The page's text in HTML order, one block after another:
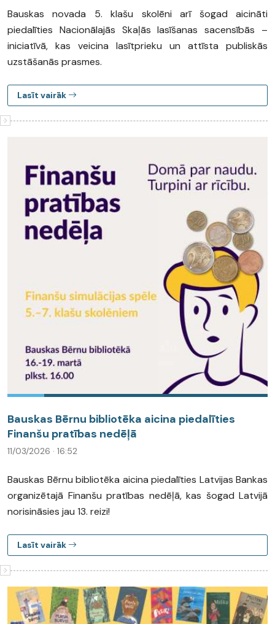
Bauskas novada 5. klašu skolēni arī šogad aicināti
piedalīties Nacionālajās Skaļās lasīšanas sacensībās –
iniciatīvā, kas veicina lasītprieku un attīsta publiskās
uzstāšanās prasmes.
Lasīt vairāk
Bauskas Bērnu bibliotēka aicina piedalīties
Finanšu pratības nedēļā
11/03/2026 · 16:52
Bauskas Bērnu bibliotēka aicina piedalīties Latvijas Bankas
organizētajā Finanšu pratības nedēļā, kas šogad Latvijā
norisināsies jau 13. reizi!
Lasīt vairāk